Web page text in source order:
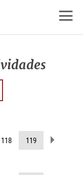
118 119(página
actual )
pasar